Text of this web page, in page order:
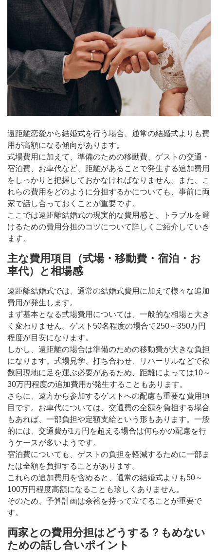
遠距離恋愛から結婚式を行う場合、通常の結婚式よりも費
用が高額になる傾向があります。
式場費用に加えて、準備のための移動費、ゲストの交通・
宿泊費、お車代など、距離があることで発生する追加費用
をしっかりと把握しておかなければなりません。また、こ
れらの費用をどのように分担するかについても、事前に両
家で話し合っておくことが重要です。
ここでは遠距離結婚式の現実的な費用感と、トラブルを避
けるための費用分担のコツについて詳しくご紹介していき
ます。
主な費用項目（式場・移動費・宿泊・お
車代）と相場感
遠距離結婚式では、通常の結婚式費用に加えて様々な追加
費用が発生します。
まず基本となる式場費用については、一般的な相場と大き
く変わりません。ゲスト50名程度の場合で250～350万円
程度が目安になります。
しかし、遠距離の場合は準備のための移動費が大きな負担
になります。式場見学、打ち合わせ、リハーサルなどで複
数回現地に足を運ぶ必要があるため、距離によっては10～
30万円程度の追加費用が発生することもあります。
さらに、遠方から参加するゲストへの配慮も重要な費用項
目です。お車代については、交通費の全額を負担する場合
もあれば、一部負担や定額支給という形もあります。一般
的には、交通費が1万円を超える場合は何らかの配慮を行
うケースが多いようです。
宿泊費についても、ゲストの負担を軽減するために一部ま
たは全額を負担することがあります。
これらの追加費用を含めると、通常の結婚式よりも50～
100万円程度高額になることも珍しくありません。
そのため、予算計画は余裕を持って立てることが重要で
す。
両家との費用分担はどうする？もめない
ための話し合いポイント